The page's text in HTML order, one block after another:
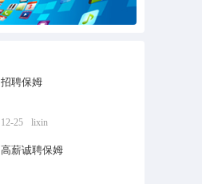
招聘保姆
12-25 lixin
高薪诚聘保姆